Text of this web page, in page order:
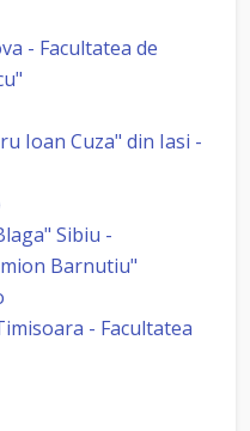
- Facultatea de
Ioan Cuza" din Iasi -
Sibiu -
Barnutiu"
- Facultatea